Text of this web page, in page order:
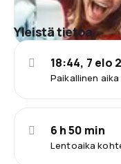
Yleistä tietoa
Paikallinen
18:44, 7 elo
Lentoaika
6 h 50 min